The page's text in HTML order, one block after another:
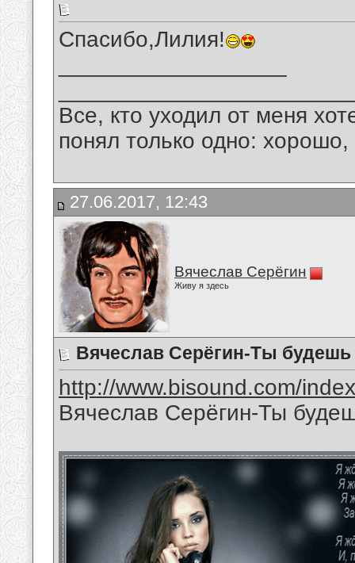
Спасибо,Лилия!
Все, кто уходил от меня
понял только одно:
27.06.2017, 12:43
Вячеслав Серёгин
Живу я здесь
Вячеслав Серёгин-Ты будешь
http://www.bisound.com/
Вячеслав Серёгин-Ты